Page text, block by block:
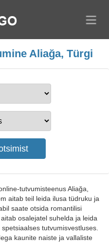
Aliağa, Türgi
tutvumisteenus Aliağa,
aitab teil leida ilusa tüdruku ja
saate otsida romantilisi
osalejatel suhelda ja leida
tutvumisvestluses.
kaunite naiste ja vallaliste